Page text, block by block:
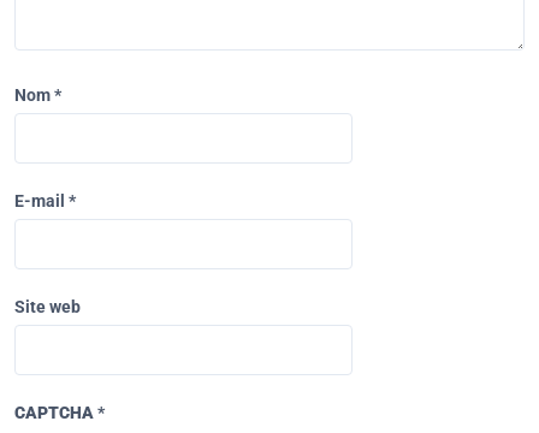
Nom*
E-mail *
Site web
CAPTCHA *